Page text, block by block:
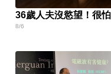
36歲人夫沒慾望！很
8/6